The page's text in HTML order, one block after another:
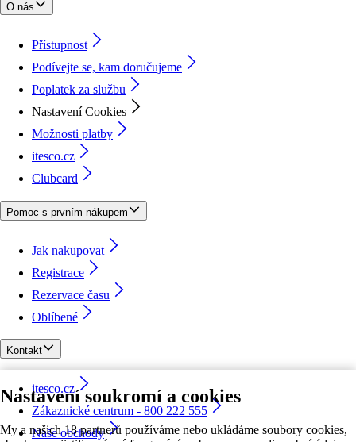
Nastavení soukromí a cookies
My a našich 18 partnerů používáme nebo ukládáme soubory cookies,
O nás
Přístupnost
Podívejte se, kam doručujeme
Poplatek za službu
Nastavení Cookies
Možnosti platby
itesco.cz
Clubcard
Pomoc s prvním nákupem
Jak nakupovat
Registrace
Rezervace času
Oblíbené
Kontakt
itesco.cz
Zákaznické centrum - 800 222 555
Naše obchody